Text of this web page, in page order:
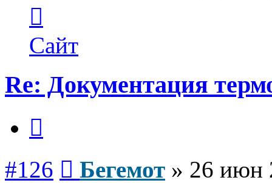
пользователя
Бегемот
Сайт
Re: Документация
#126 Бегемот » 26 июн